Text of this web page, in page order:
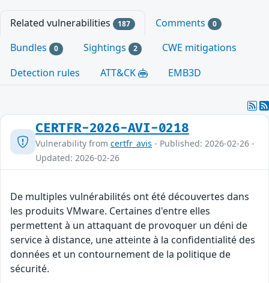
Related vulnerabilities 187 Comments 0
Bundles 0 Sightings 2
CWE mitigations
Detection rules
ATT&CK EMB3D
CERTFR-2026-AVI-0218
Vulnerability from certfr_avis - Published: 2026-02-26 -
Updated: 2026-02-26
De multiples vulnérabilités ont été découvertes dans
les produits VMware. Certaines d'entre elles
permettent à un attaquant de provoquer un déni de
service à distance, une atteinte à la confidentialité des
données et un contournement de la politique de
sécurité.